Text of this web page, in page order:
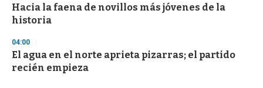
Hacia la faena de novillos más jóvenes de la
historia
04:00
El agua en el norte aprieta pizarras; el partido
recién empieza